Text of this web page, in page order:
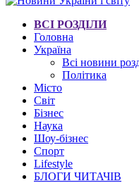
ВСІ РОЗДІЛИ
Головна
Україна
Всі новини
Політика
Місто
Світ
Бізнес
Наука
Шоу-бізнес
Спорт
Lifestyle
БЛОГИ ЧИТАЧІВ